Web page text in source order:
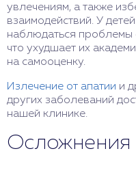
увлечениям, а также
взаимодействий. У
наблюдаться проблемы
что ухудшает их
на самооценку.
Излечение от апатии и
других заболеваний
нашей клинике.
Осложнения